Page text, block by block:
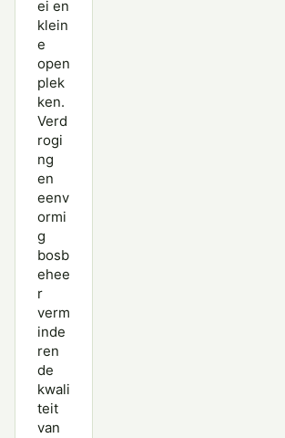
ei en
klein
e
open
plek
ken.
Verd
rogi
ng
en
eenv
ormi
g
bosb
ehee
r
verm
inde
ren
de
kwali
teit
van